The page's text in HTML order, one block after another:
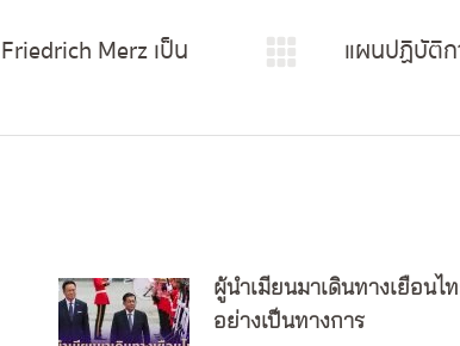
Merz เป็น
แผนปฏิบัติ
ผู้นำเมียนมาเดินทางเยือนไ
อย่างเป็นทางการ